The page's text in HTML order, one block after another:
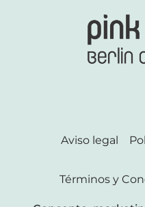
Aviso legal
Términos y